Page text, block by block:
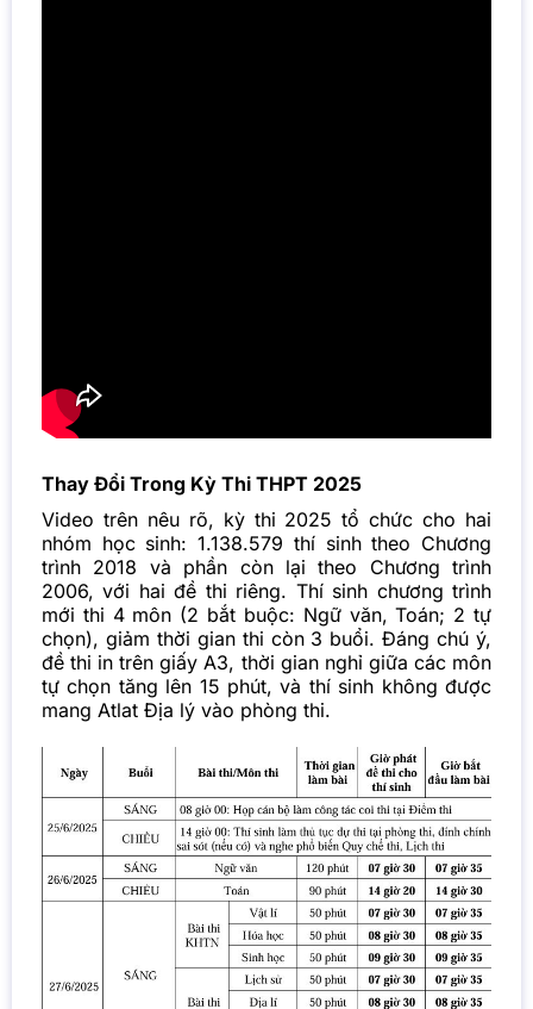
Thay Đổi Trong Kỳ Thi THPT 2025
Video trên nêu rõ, kỳ thi 2025 tổ chức cho hai
nhóm học sinh: 1.138.579 thí sinh theo Chương
trình 2018 và phần còn lại theo Chương trình
2006, với hai đề thi riêng. Thí sinh chương trình
mới thi 4 môn (2 bắt buộc: Ngữ văn, Toán; 2 tự
chọn), giảm thời gian thi còn 3 buổi. Đáng chú ý,
đề thi in trên giấy A3, thời gian nghỉ giữa các môn
tự chọn tăng lên 15 phút, và thí sinh không được
mang Atlat Địa lý vào phòng thi.